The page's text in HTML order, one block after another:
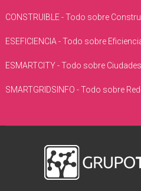
CONSTRUIBLE - Todo sobre
ESEFICIENCIA - Todo sobre
ESMARTCITY - Todo sobre
SMARTGRIDSINFO - Todo sobre